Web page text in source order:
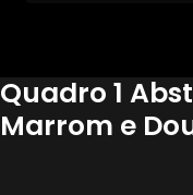
Quadro 1
Marrom e